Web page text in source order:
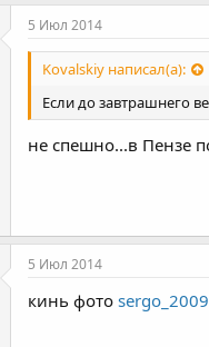
5 Июл 2014
Kovalskiy написал(а):
Если до завтрашнего
не спешно...в Пензе
5 Июл 2014
кинь фото